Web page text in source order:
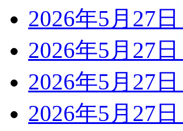
2026年5月27
2026年5月27
2026年5月27
2026年5月27